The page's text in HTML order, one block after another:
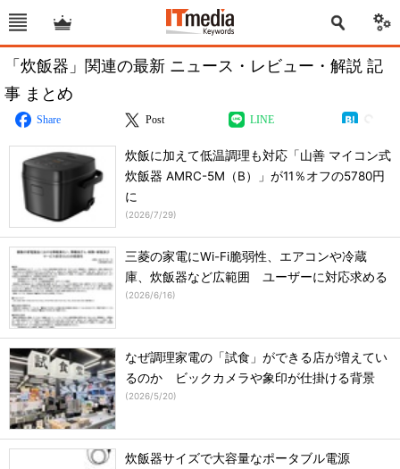
「炊飯器」関連の最新 ニュース・レビュー・解説 記
事 まとめ
Share Post LINE
炊飯に加えて低温調理も対応「山善 マイコン式
炊飯器 AMRC-5M（B）」が11％オフの5780円
に
(2026/7/29)
三菱の家電にWi-Fi脆弱性、エアコンや冷蔵
庫、炊飯器など広範囲 ユーザーに対応求める
(2026/6/16)
なぜ調理家電の「試食」ができる店が増えてい
るのか ビックカメラや象印が仕掛ける背景
(2026/5/20)
炊飯器サイズで大容量なポータブル電源